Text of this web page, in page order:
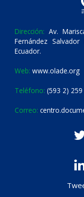
Dirección: Av.
Fernández
Ecuador.
Web: www.olade.org
Teléfono: (593 2)
Correo: